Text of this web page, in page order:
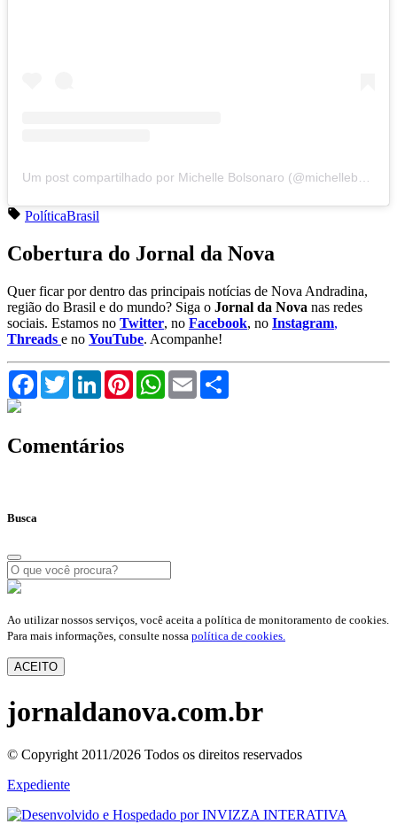
PolíticaBrasil
Cobertura do Jornal da Nova
Quer ficar por dentro das principais notícias de Nova Andradina,
região do Brasil e do mundo? Siga o Jornal da Nova nas redes
sociais. Estamos no Twitter, no Facebook, no Instagram,
Threads e no YouTube. Acompanhe!
FacebookTwitterLinkedInPinterestWhatsApp
Email
Comentários
Busca
Ao utilizar nossos serviços, você aceita a política de monitoramento de cookies.
Para mais informações, consulte nossa política de cookies.
ACEITO
jornaldanova.com.br
© Copyright 2011/2026 Todos os direitos reservados
Expediente